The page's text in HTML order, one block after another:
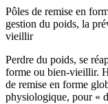
Pôles de remise en
gestion du poids, la
vieillir
Perdre du poids, se
forme ou bien-vieillir.
de remise en forme
physiologique, pour «